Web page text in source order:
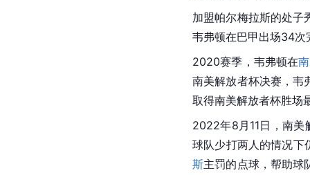
加盟帕尔梅拉斯的处子
韦弗顿在巴甲 出场34次
2020赛季，韦弗顿在
南美解放者杯决赛，韦
取得南美解放者杯胜场
2022年8月11日，南美
球队少打两人的情况下
斯主罚的点球，帮助